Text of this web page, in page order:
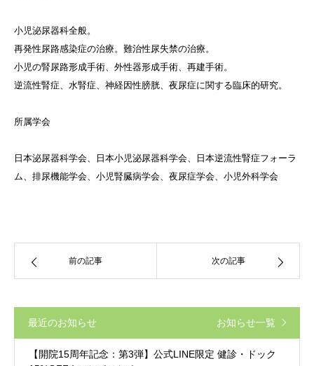
小児泌尿器科全般。
再発性尿路感染症の治療。難治性尿失禁の治療。
小児の腎尿路形成手術、外性器形成手術、再建手術。
逆流性腎症、水腎症、神経因性膀胱、夜尿症に関する臨床的研究。
所属学会
日本泌尿器科学会、日本小児泌尿器科学会、日本逆流性腎症フォーラ
ム、排尿機能学会、小児腎臓病学会、夜尿症学会、小児外科学会
前の記事 次の記事
最近のお知らせ お知らせ一覧
【開院15周年記念：第3弾】公式LINE限定 健診・ドック